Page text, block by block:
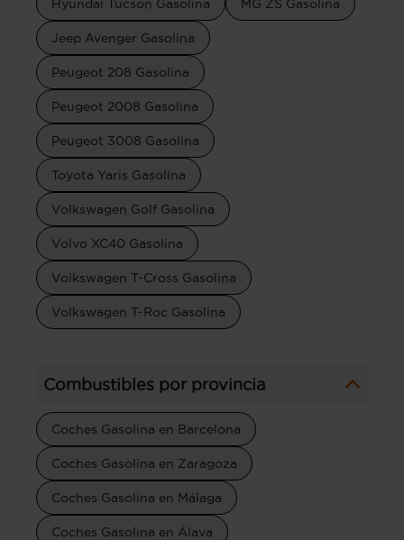
Hyundai Tucson Gasolina MG ZS Gasolina
Jeep Avenger Gasolina
Peugeot 208 Gasolina
Peugeot 2008 Gasolina
Peugeot 3008 Gasolina
Toyota Yaris Gasolina
Volkswagen Golf Gasolina
Volvo XC40 Gasolina
Volkswagen T-Cross Gasolina
Volkswagen T-Roc Gasolina
Combustibles por provincia
Coches Gasolina en Barcelona
Coches Gasolina en Zaragoza
Coches Gasolina en Málaga
Coches Gasolina en Álava